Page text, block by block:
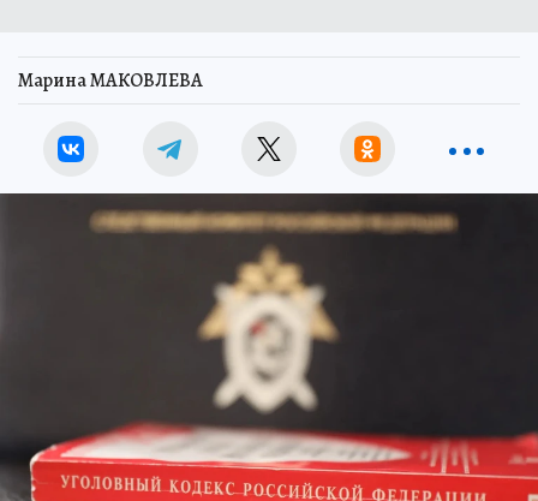
Марина МАКОВЛЕВА